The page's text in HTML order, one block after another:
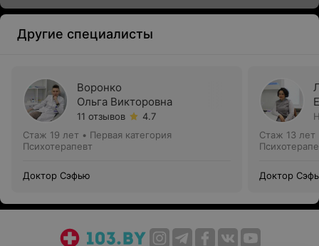
Другие специалисты
Воронко
Ольга Викторовна
11 отзывов
4.7
Стаж 19 лет • Первая категория
Психотерапевт
Доктор Сэфью
Стаж 13 лет
Доктор